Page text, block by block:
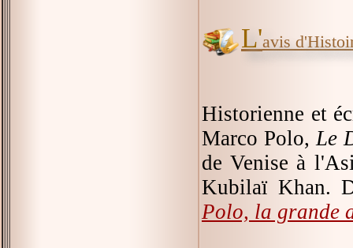
L'avis
Historienne et
Marco Polo,Le
de Venise à
Kubilaï Khan.
Polo, la grande